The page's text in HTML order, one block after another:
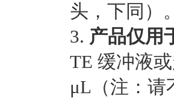
头，下同）
3. 产品仅用
TE 缓冲液
μL（注：请